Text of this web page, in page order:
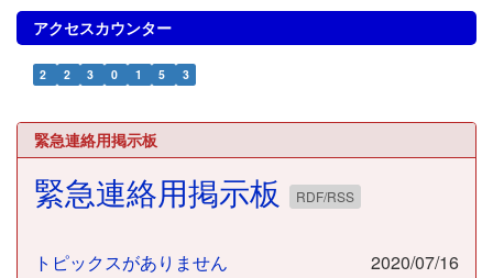
アクセスカウンター
2 2 3 0 1 5 3
緊急連絡用掲示板
緊急連絡用掲示板 RDF/RSS
トピックスがありません 2020/07/16